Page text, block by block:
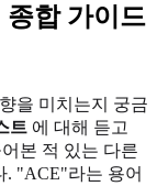
합 가이드
을 미치는지 궁금
트 에 대해 듣고
본 적 있는 다른
. "ACE"라는 용어